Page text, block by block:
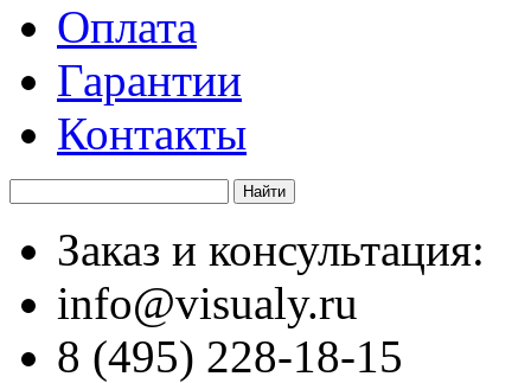
Оплата
Гарантии
Контакты
Заказ и консультация:
info@visualy.ru
8 (495) 228-18-15